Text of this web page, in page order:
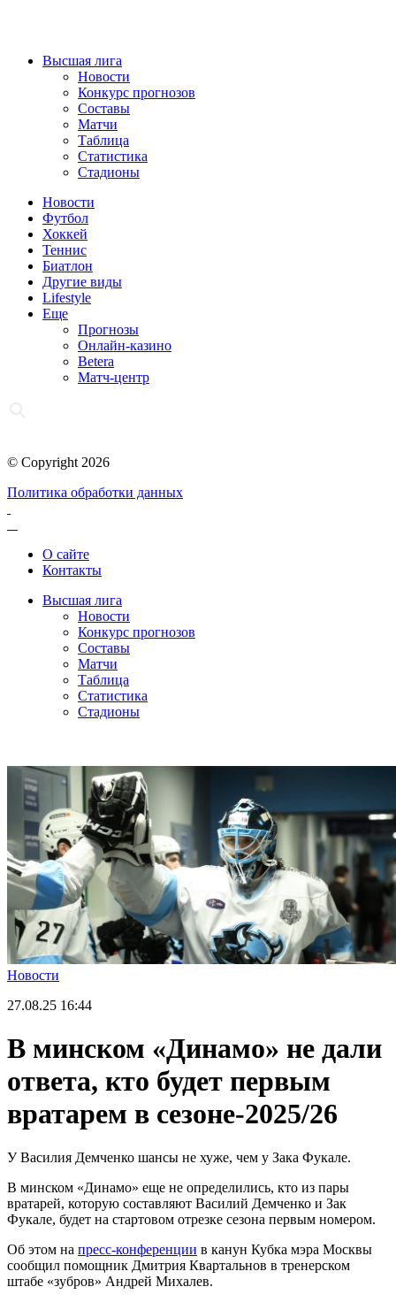
Высшая лига
Новости
Конкурс прогнозов
Составы
Матчи
Таблица
Статистика
Стадионы
Новости
Футбол
Хоккей
Теннис
Биатлон
Другие виды
Lifestyle
Еще
Прогнозы
Онлайн-казино
Betera
Матч-центр
© Copyright 2026
Политика обработки данных
О сайте
Контакты
Высшая лига
Новости
Конкурс прогнозов
Составы
Матчи
Таблица
Статистика
Стадионы
Новости
27.08.25 16:44
В минском «Динамо» не дали
ответа, кто будет первым
вратарем в сезоне-2025/26
У Василия Демченко шансы не хуже, чем у Зака Фукале.
В минском «Динамо» еще не определились, кто из пары
вратарей, которую составляют Василий Демченко и Зак
Фукале, будет на стартовом отрезке сезона первым номером.
Об этом на пресс-конференции в канун Кубка мэра Москвы
сообщил помощник Дмитрия Квартальнов в тренерском
штабе «зубров» Андрей Михалев.